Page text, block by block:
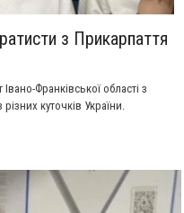
з Прикарпаття
Франківської області з
куточків України.